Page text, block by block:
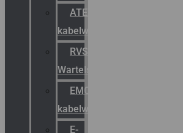
ATEX
kabelwartels
RVS
Wartels
EMC
kabelwartels
E-